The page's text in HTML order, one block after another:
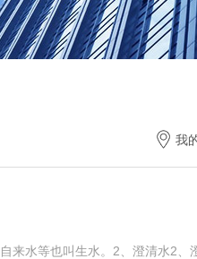
我
来水等也叫生水。2、澄清水2、